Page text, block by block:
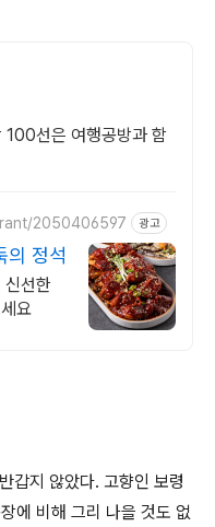
선은 여행공방과 함
2050406597 광고
의 정석
신선한
요
갑지 않았다. 고향인 보령
에 비해 그리 나을 것도 없